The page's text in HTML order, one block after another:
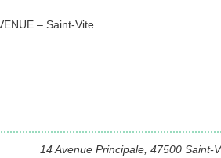
– Saint-Vite
14 Avenue Principale, 47500 Saint-